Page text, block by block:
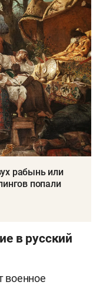
рабынь или
попали
в русский
военное